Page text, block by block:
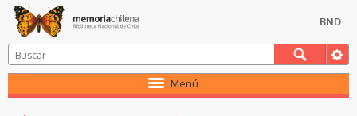
BND
Menú